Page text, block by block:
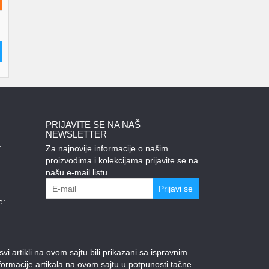
PRIJAVITE SE NA NAŠ
NEWSLETTER
Za najnovije informacije o našim
proizvodima i kolekcijama prijavite se na
našu e-mail listu.
Prijavi se
artikli na ovom sajtu bili prikazani sa ispravnim
artikala na ovom sajtu u potpunosti tačne.